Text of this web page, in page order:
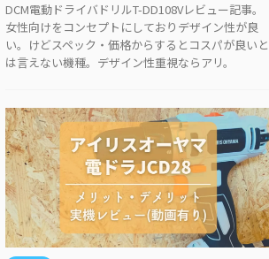
DCM電動ドライバドリルT-DD108Vレビュー記事。
女性向けをコンセプトにしておりデザイン性が良
い。けどスペック・価格からするとコスパが良いと
は言えない機種。デザイン性重視ならアリ。